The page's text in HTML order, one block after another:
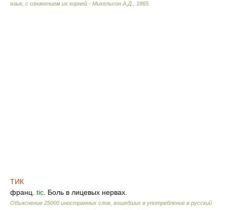
язык, с означением их корней.- Михельсон А.Д.
1865
ТИК
франц. tic . Боль в лицевых нервах.
Объяснение 25000 иностранных слов, вошедших в употребление в русский